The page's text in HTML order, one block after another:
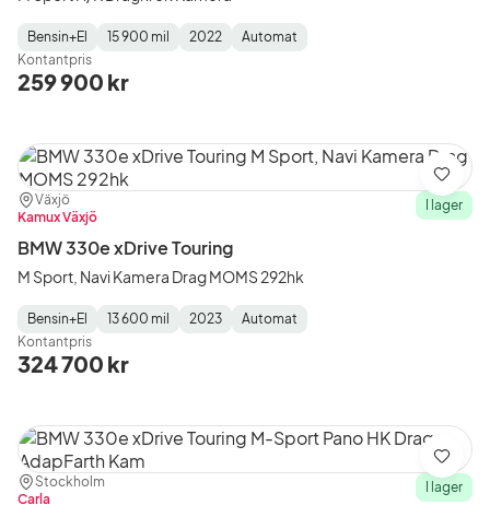
Fuel
Type:
Bensin+El
Mätarställning:
15 900 mil
Model
Year:
2022
Gearbox
Type:
Automat
Kontantpris
259 900 kr
Plats:
Växjö
Återförsäljare:
Kamux Växjö
I lager
BMW 330e xDrive Touring
M Sport, Navi Kamera Drag MOMS 292hk
Fuel
Type:
Bensin+El
Mätarställning:
13 600 mil
Model
Year:
2023
Gearbox
Type:
Automat
Kontantpris
324 700 kr
Spara
Plats:
Stockholm
Återförsäljare:
Carla
I lager
Spara